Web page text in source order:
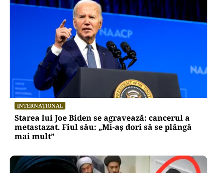
INTERNAȚIONAL
Starea lui Joe Biden se agravează: cancerul a
metastazat. Fiul său: „Mi-aș dori să se plângă
mai mult”